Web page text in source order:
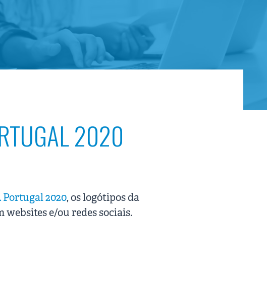
2020
2020, os logótipos da
e/ou redes sociais.